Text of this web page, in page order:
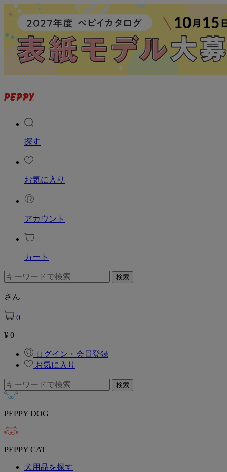
探す
お気に入り
アカウント
カート
さん
0
¥ 0
ログイン・会員登録
お気に入り
PEPPY DOG
PEPPY CAT
犬用品を探す